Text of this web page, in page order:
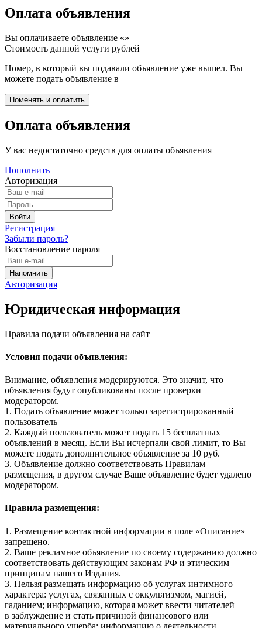
Оплата объявления
Вы оплачиваете объявление «»
Стоимость данной услуги рублей
Номер, в который вы подавали объявление уже вышел. Вы
можете подать объявление в
Оплата объявления
У вас недостаточно средств для оплаты объявления
Пополнить
Авторизация
Регистрация
Забыли пароль?
Восстановление пароля
Авторизация
Юридическая информация
Правила подачи объявления на сайт
Условия подачи объявления:
Внимание, объявления модерируются. Это значит, что
объявления будут опубликованы после проверки
модератором.
1. Подать объявление может только зарегистрированный
пользователь
2. Каждый пользователь может подать 15 бесплатных
объявлений в месяц. Если Вы исчерпали свой лимит, то Вы
можете подать дополнительное объявление за 10 руб.
3. Объявление должно соответствовать Правилам
размещения, в другом случае Ваше объявление будет удалено
модератором.
Правила размещения:
1. Размещение контактной информации в поле «Описание»
запрещено.
2. Ваше рекламное объявление по своему содержанию должно
соответствовать действующим законам РФ и этическим
принципам нашего Издания.
3. Нельзя размещать информацию об услугах интимного
характера: услугах, связанных с оккультизмом, магией,
гаданием; информацию, которая может ввести читателей
в заблуждение и стать причиной финансового или
материального ущерба; информацию о деятельности,